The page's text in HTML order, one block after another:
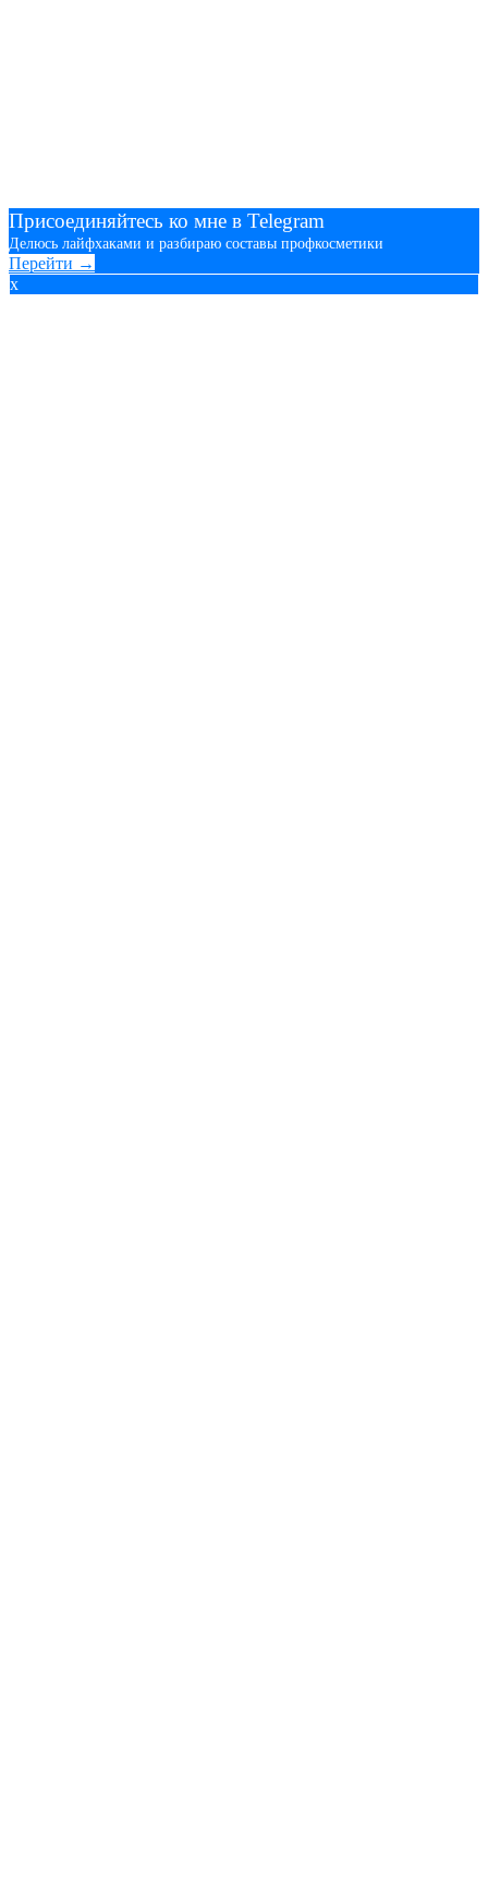
Присоединяйтесь ко мне в Telegram
Делюсь лайфхаками и разбираю составы профкосметики
Перейти →
x